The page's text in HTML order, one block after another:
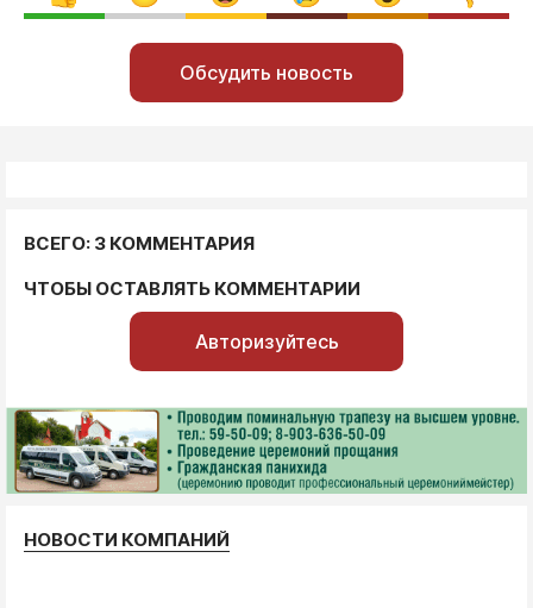
Обсудить новость
ВСЕГО: 3 КОММЕНТАРИЯ
ЧТОБЫ ОСТАВЛЯТЬ КОММЕНТАРИИ
Авторизуйтесь
НОВОСТИ КОМПАНИЙ